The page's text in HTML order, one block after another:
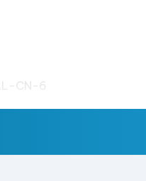
CN-6